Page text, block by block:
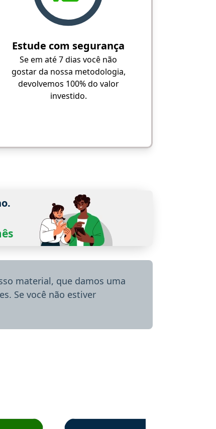
Estude com segurança
Se em até 7 dias você não
gostar da nossa metodologia,
devolvemos 100% do valor
investido.
material, que damos uma
Se você não estiver
o Aprova Concursos em depoimento
Estudante Alessandra recomenda o Aprova